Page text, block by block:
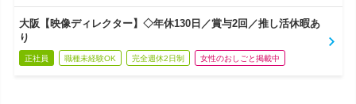
大阪【映像ディレクター】◇年休130日／賞与2回／推し活休暇あ
り
正社員 職種未経験OK 完全週休2日制 女性のおしごと掲載中